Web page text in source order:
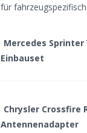
für
Mercedes Sprinter
Einbauset
Chrysler Crossfire
Antennenadapter